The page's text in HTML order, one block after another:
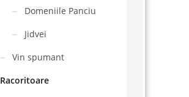
Domeniile Panciu
Jidvei
Vin spumant
Racoritoare